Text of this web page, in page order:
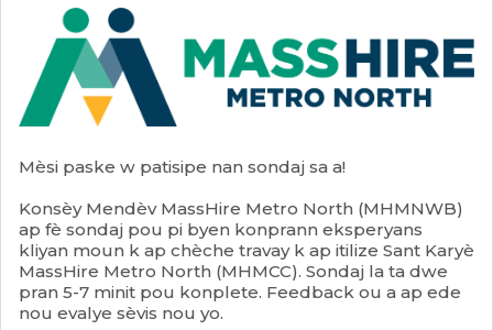
Mèsi paske w patisipe nan sondaj sa a!
Konsèy Mendèv MassHire Metro North (MHMNWB)
ap fè sondaj pou pi byen konprann eksperyans
kliyan moun k ap chèche travay k ap itilize Sant Karyè
MassHire Metro North (MHMCC). Sondaj la ta dwe
pran 5-7 minit pou konplete. Feedback ou a ap ede
nou evalye sèvis nou yo.